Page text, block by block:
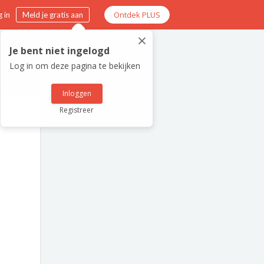
in Meld je gratis aan Ontdek PLUS
×
Je bent niet ingelogd
Log in om deze pagina te bekijken
Inloggen
Registreer